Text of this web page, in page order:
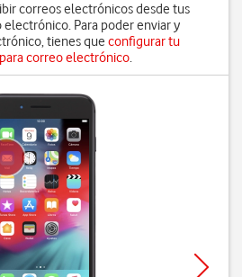
correos electrónicos desde tus
Para poder enviar y
tienes queconfigurar tu
correo electrónico.